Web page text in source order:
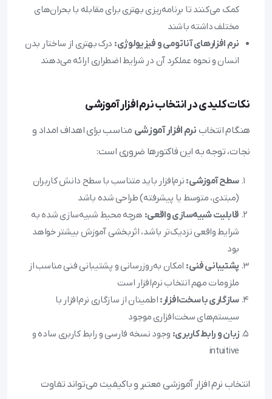
کمک می‌کنند تا برنامه‌ریزی بهتری برای مقابله با بحران‌های
مختلف داشته باشند
نرم افزارهای آناتومی و فیزیولوژی: درک بهتری از ساختار بدن
انسان و نحوه عملکرد آن در شرایط اضطراری ارائه می‌دهند
نکات کلیدی در انتخاب نرم افزار آموزشی
هنگام انتخاب نرم افزار آموزشی مناسب برای اهداف امداد و
نجات، توجه به این فاکتورها ضروری است:
سطح آموزشی: نرم‌افزار باید متناسب با سطح دانش کاربران
(مبتدی، متوسط یا پیشرفته) طراحی شده باشد
قابلیت شبیه‌سازی واقعی: هرچه محیط شبیه‌سازی شده به
شرایط واقعی نزدیک‌تر باشد، اثربخشی آموزش بیشتر خواهد
بود
پشتیبانی فنی: امکان به‌روزرسانی و پشتیبانی فنی مناسب از
ملزومات مهم انتخاب نرم‌افزار است
سازگاری با سخت‌افزار: اطمینان از سازگاری نرم‌افزار با
سیستم‌های سخت‌افزاری موجود
زبان و رابط کاربری: وجود نسخه فارسی و رابط کاربری ساده و
intuitive
انتخاب نرم افزار آموزشی معتبر و باکیفیت می‌تواند تفاوت